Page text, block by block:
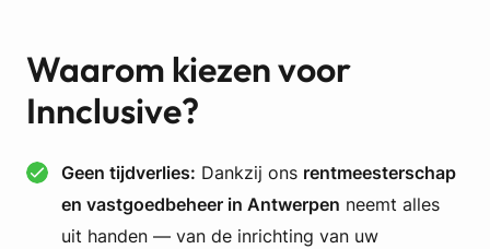
Waarom kiezen voor
Innclusive?
Geen tijdverlies: Dankzij ons rentmeesterschap
en vastgoedbeheer in Antwerpen neemt alles
uit handen — van de inrichting van uw